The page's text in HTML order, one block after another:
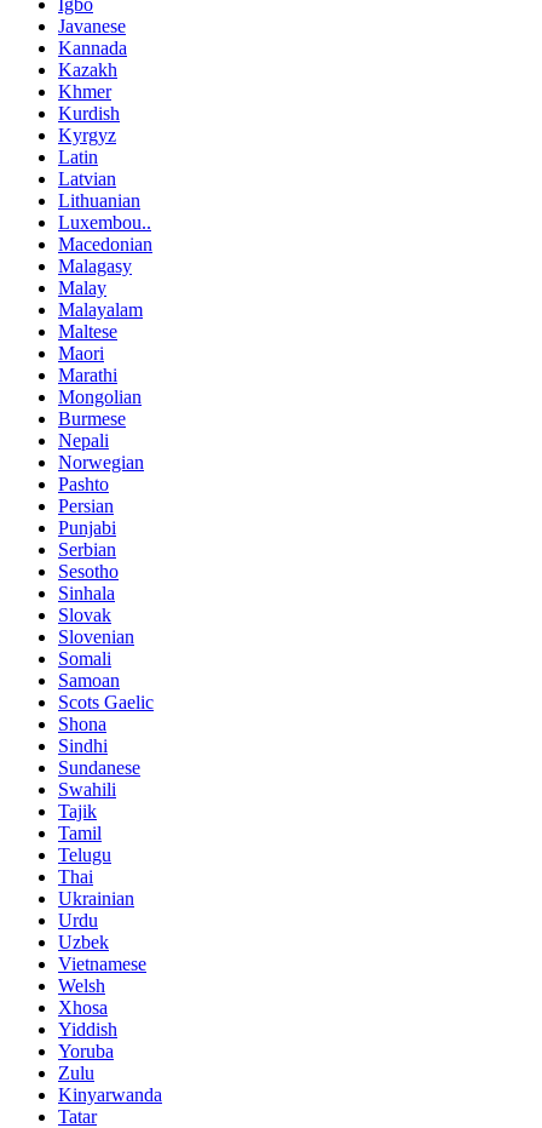
Igbo
Javanese
Kannada
Kazakh
Khmer
Kurdish
Kyrgyz
Latin
Latvian
Lithuanian
Luxembou..
Macedonian
Malagasy
Malay
Malayalam
Maltese
Maori
Marathi
Mongolian
Burmese
Nepali
Norwegian
Pashto
Persian
Punjabi
Serbian
Sesotho
Sinhala
Slovak
Slovenian
Somali
Samoan
Scots Gaelic
Shona
Sindhi
Sundanese
Swahili
Tajik
Tamil
Telugu
Thai
Ukrainian
Urdu
Uzbek
Vietnamese
Welsh
Xhosa
Yiddish
Yoruba
Zulu
Kinyarwanda
Tatar